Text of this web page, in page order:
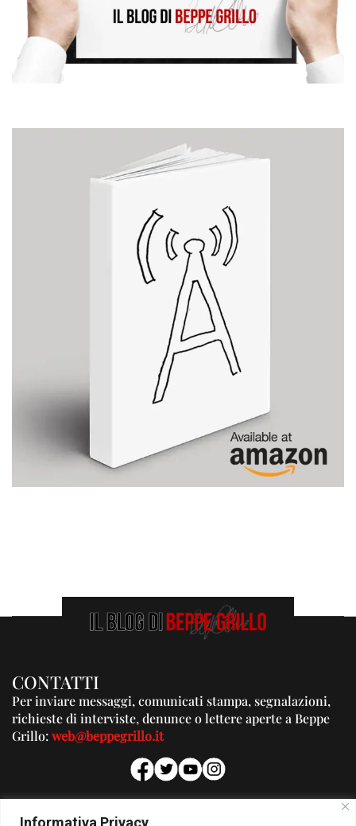
Informativa Privacy
CONTATTI
Per inviare messaggi, comunicati stampa, segnalazioni,
richieste di interviste, denunce o lettere aperte a Beppe
Grillo:web@beppegrillo.it
PUBBLICITA'